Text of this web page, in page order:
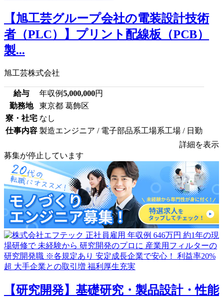
【旭工芸グループ会社の電装設計技術
者（PLC）】プリント配線板（PCB）
製...
旭工芸株式会社
給与 年収例5,000,000円
勤務地
東京都 葛飾区
寮・社宅 なし
仕事内容 製造エンジニア / 電子部品系工場系工場 / 日勤
詳細を表示
募集が停止しています
【研究開発】基礎研究・製品設計・性能